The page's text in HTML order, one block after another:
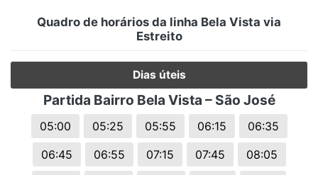
Quadro de horários da linha Bela Vista via
Estreito
Dias úteis
Partida Bairro Bela Vista – São José
05:00 05:25 05:55 06:15
06:35
06:45
06:55 07:15 07:45
08:05